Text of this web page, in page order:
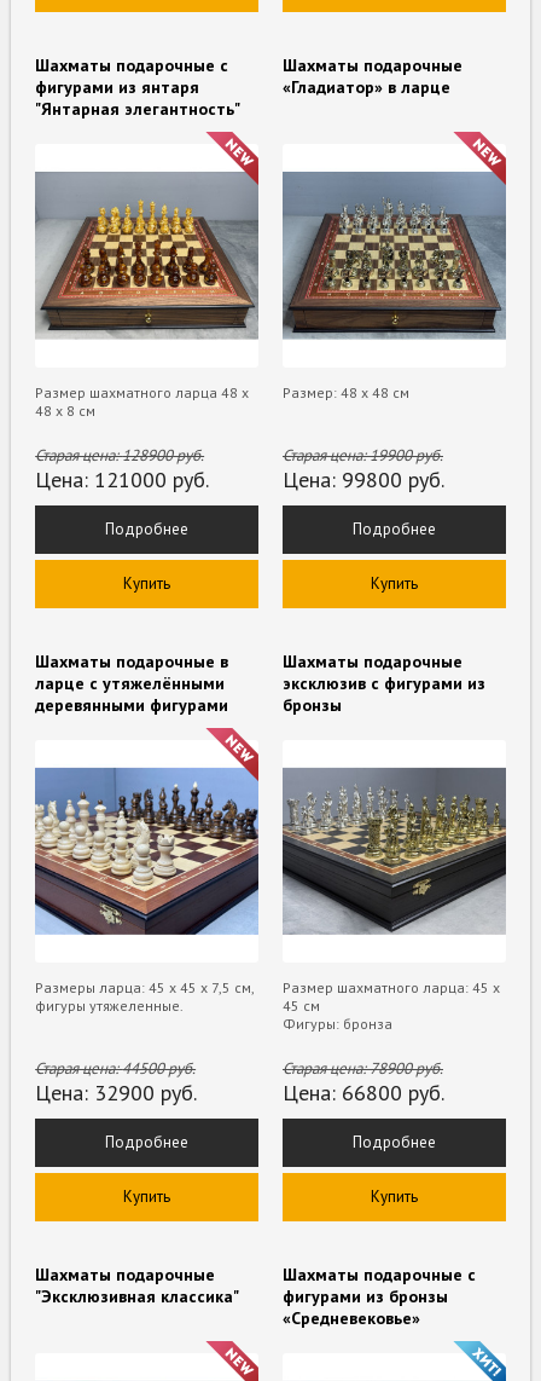
Шахматы подарочные с
фигурами из янтаря
"Янтарная элегантность"
Размер шахматного ларца 48 х
48 х 8 см
Старая цена:128900руб.
Цена: 121000 руб.
Подробнее
Купить
Шахматы подарочные
«Гладиатор» в ларце
Размер: 48 х 48 см
Старая цена:19900руб.
Цена: 99800 руб.
Подробнее
Купить
Шахматы подарочные в
ларце с утяжелёнными
деревянными фигурами
Размеры ларца: 45 x 45 х 7,5 см,
фигуры утяжеленные.
Старая цена:44500руб.
Цена: 32900 руб.
Подробнее
Купить
Шахматы подарочные
эксклюзив с фигурами из
бронзы
Размер шахматного ларца: 45 х
45 см
Фигуры: бронза
Старая цена:78900руб.
Цена: 66800 руб.
Подробнее
Купить
Шахматы подарочные
"Эксклюзивная классика"
Шахматы подарочные с
фигурами из бронзы
«Средневековье»